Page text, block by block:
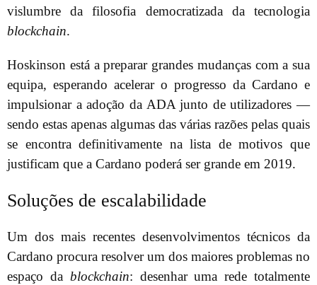
vislumbre da filosofia democratizada da tecnologia
blockchain.
Hoskinson está a preparar grandes mudanças com a sua
equipa, esperando acelerar o progresso da Cardano e
impulsionar a adoção da ADA junto de utilizadores —
sendo estas apenas algumas das várias razões pelas quais
se encontra definitivamente na lista de motivos que
justificam que a Cardano poderá ser grande em 2019.
Soluções de escalabilidade
Um dos mais recentes desenvolvimentos técnicos da
Cardano procura resolver um dos maiores problemas no
espaço da blockchain: desenhar uma rede totalmente